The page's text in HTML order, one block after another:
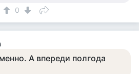
0
А впереди полгода